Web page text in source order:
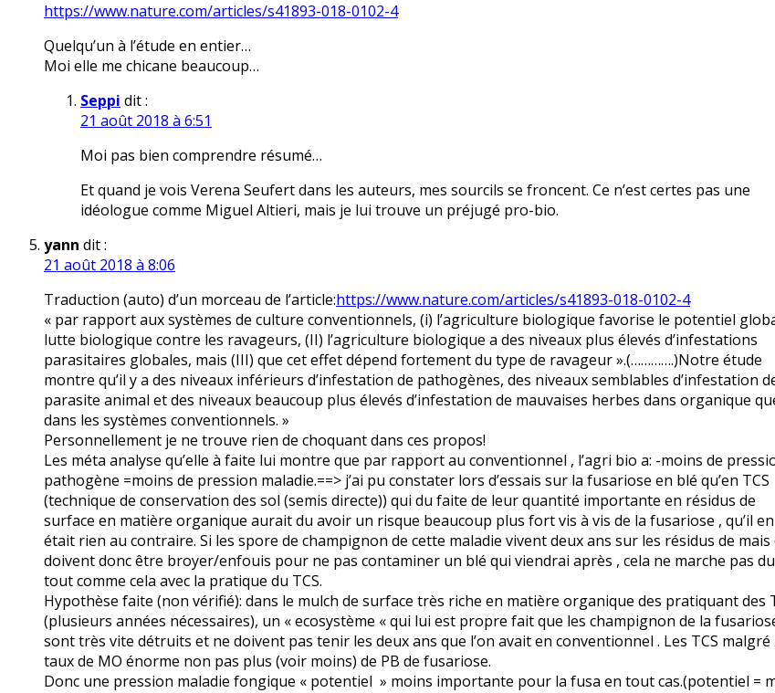
https://www.nature.com/articles/s41893-018-0102-4
Quelqu’un à l’étude en entier…
Moi elle me chicane beaucoup…
Seppi dit :
21 août 2018 à 6:51
Moi pas bien comprendre résumé…
Et quand je vois Verena Seufert dans les auteurs, mes sourcils se froncent. Ce n’est certes pas une
idéologue comme Miguel Altieri, mais je lui trouve un préjugé pro-bio.
yann dit :
21 août 2018 à 8:06
Traduction (auto) d’un morceau de l’article:https://www.nature.com/articles/s41893-018-0102-4
« par rapport aux systèmes de culture conventionnels, (i) l’agriculture biologique favorise le potentiel
lutte biologique contre les ravageurs, (II) l’agriculture biologique a des niveaux plus élevés d’infestations
parasitaires globales, mais (III) que cet effet dépend fortement du type de ravageur ».(………….)Notre étude
montre qu’il y a des niveaux inférieurs d’infestation de pathogènes, des niveaux semblables d’infestation
parasite animal et des niveaux beaucoup plus élevés d’infestation de mauvaises herbes dans organique
dans les systèmes conventionnels. »
Personnellement je ne trouve rien de choquant dans ces propos!
Les méta analyse qu’elle à faite lui montre que par rapport au conventionnel , l’agri bio a: -moins de
pathogène =moins de pression maladie.==> j’ai pu constater lors d’essais sur la fusariose en blé qu’en TCS
(technique de conservation des sol (semis directe)) qui du faite de leur quantité importante en résidus de
surface en matière organique aurait du avoir un risque beaucoup plus fort vis à vis de la fusariose , qu’il en
était rien au contraire. Si les spore de champignon de cette maladie vivent deux ans sur les résidus de mais
doivent donc être broyer/enfouis pour ne pas contaminer un blé qui viendrai après , cela ne marche pas du
tout comme cela avec la pratique du TCS.
Hypothèse faite (non vérifié): dans le mulch de surface très riche en matière organique des pratiquant des
(plusieurs années nécessaires), un « ecosystème « qui lui est propre fait que les champignon de la
sont très vite détruits et ne doivent pas tenir les deux ans que l’on avait en conventionnel . Les TCS malgré
taux de MO énorme non pas plus (voir moins) de PB de fusariose.
Donc une pression maladie fongique « potentiel » moins importante pour la fusa en tout cas.(potentiel =